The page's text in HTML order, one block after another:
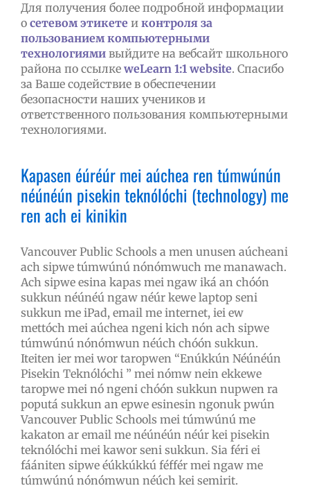
Для получения более подробной информации
о сетевом этикете и контроля за
пользованием компьютерными
технологиямивыйдите на вебсайт школьного
района по ссылке weLearn 1:1 website. Спасибо
за Ваше содействие в обеспечении
безопасности наших учеников и
ответственного пользования компьютерными
технологиями.
Kapasen éúréúr mei aúchea ren túmwúnún
néúnéún pisekin teknólóchi (technology) me
ren ach ei kinikin
Vancouver Public Schools a men unusen aúcheani
ach sipwe túmwúnú nónómwuch me manawach.
Ach sipwe esina kapas mei ngaw iká an chóón
sukkun néúnéú ngaw néúr kewe laptop seni
sukkun me iPad, email me internet, iei ew
mettóch mei aúchea ngeni kich nón ach sipwe
túmwúnú nónómwun néúch chóón sukkun.
Iteiten ier mei wor taropwen “Enúkkún Néúnéún
Pisekin Teknólóchi ” mei nómw nein ekkewe
taropwe mei nó ngeni chóón sukkun nupwen ra
poputá sukkun an epwe esinesin ngonuk pwún
Vancouver Public Schools mei túmwúnú me
kakaton ar email me néúnéún néúr kei pisekin
teknólóchi mei kawor seni sukkun. Sia féri ei
fáániten sipwe éúkkúkkú féffér mei ngaw me
túmwúnú nónómwun néúch kei semirit.